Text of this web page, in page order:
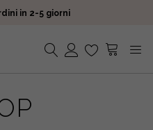
a ogni ordine
sconto e spedizione gratuita
in 2-5 giorni